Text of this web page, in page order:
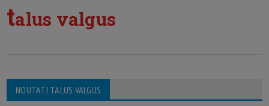
talus valgus
NOUTATI TALUS VALGUS